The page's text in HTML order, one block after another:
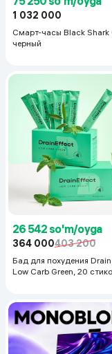
1 032 000
Смарт-часы Black Shark
черный
26 542 so'm/oyga
364 000403 200
Бад для похудения
Low Carb Green, 20